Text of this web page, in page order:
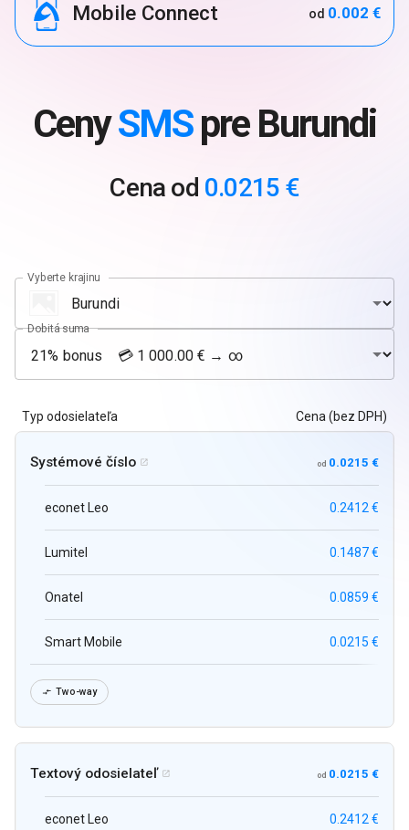
Mobile Connect od 0.002 €
CenySMSpre Burundi
Cena od 0.0215 €
Vyberte krajinu
Dobitá suma
Typ odosielateľa Cena (bez DPH)
Systémové číslo  od 0.0215 €
econet Leo 0.2412 €
Lumitel 0.1487 €
Onatel 0.0859 €
Smart Mobile 0.0215 €
 Two-way
Textový odosielateľ  od 0.0215 €
econet Leo 0.2412 €